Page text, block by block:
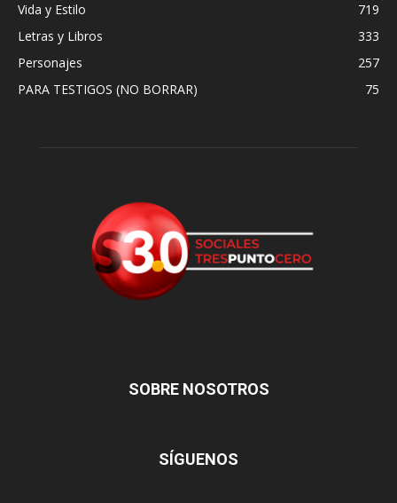
Vida y Estilo
719
Letras y Libros
333
Personajes
257
PARA TESTIGOS (NO BORRAR)
75
SOBRE NOSOTROS
SÍGUENOS